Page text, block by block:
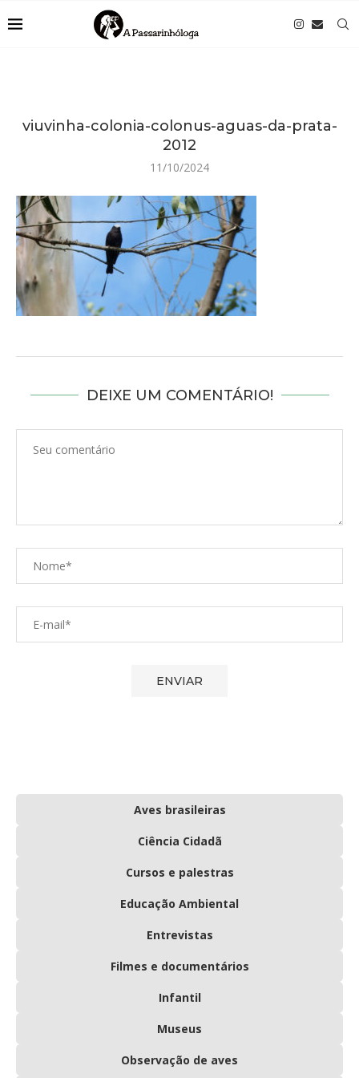
viuvinha-colonia-colonus-aguas-da-prata-
2012
11/10/2024
DEIXE UM COMENTÁRIO!
Aves brasileiras
Ciência Cidadã
Cursos e palestras
Educação Ambiental
Entrevistas
Filmes e documentários
Infantil
Museus
Observação de aves